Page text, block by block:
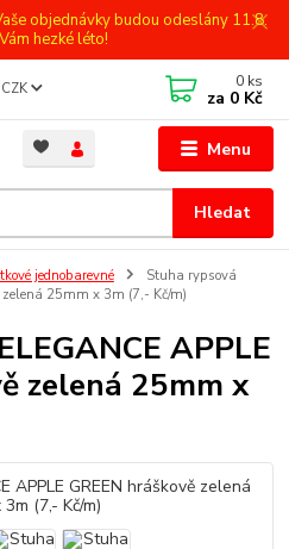
objednávky budou odeslány 11.8.
hezké léto!
Menu
CZK
Hledat
0 ks
za 0 Kč
jednobarevné
Stuha rypsová
zelená 25mm x 3m (7,- Kč/m)
APPLE
zelená 25mm x